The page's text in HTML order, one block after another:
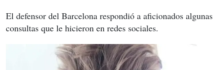
El defensor del Barcelona respondió a aficionados algunas
consultas que le hicieron en redes sociales.